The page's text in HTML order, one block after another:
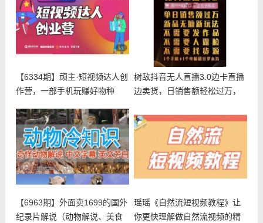
【6334期】顽主·短视频达人创
作营，一部手机玩赚好物种
树敌抖音无人直播3.0边卡直播
边卖货，日销售额轻松过万，
【6963期】外面卖1699的国外
纪录片解说（动物解说、美食
瑶瑶《自然流短视频教程》让
你更快理解做自然流视频的精